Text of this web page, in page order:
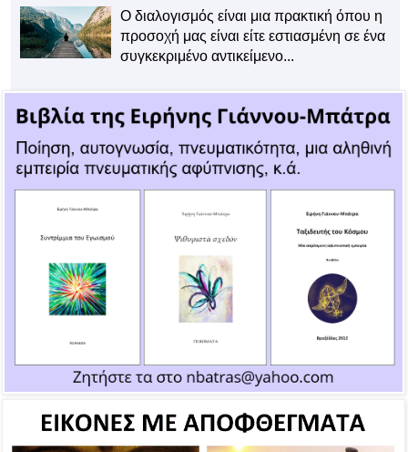
Ο διαλογισμός είναι μια πρακτική όπου η
προσοχή μας είναι είτε εστιασμένη σε ένα
συγκεκριμένο αντικείμενο...